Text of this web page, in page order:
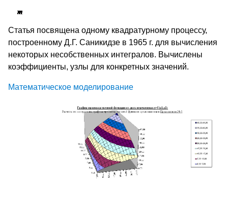
Статья посвящена одному квадратурному процессу,
построенному Д.Г. Саникидзе в 1965 г. для вычисления
некоторых несобственных интегралов. Вычислены
коэффициенты, узлы для конкретных значений.
Математическое моделирование